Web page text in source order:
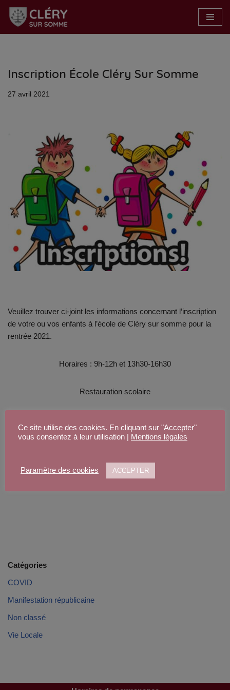
Aller
Inscription École Cléry Sur Somme
27 avril 2021
Veuillez trouver ci-joint les informations concernant l’inscription
de votre ou vos enfants à l’école de Cléry sur somme pour la
rentrée 2021.
Horaires : 9h-12h et 13h30-16h30
Restauration scolaire
Catégories
COVID
Manifestation républicaine
Non classé
Vie Locale
Ce site utilise des cookies. En cliquant sur "Accepter"
vous consentez à leur utilisation |
Mentions légales
Paramètre des cookies ACCEPTER